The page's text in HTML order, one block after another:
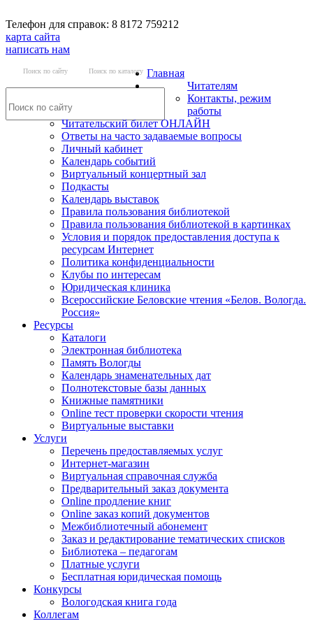
Телефон для справок: 8 8172 759212
карта сайта
написать нам
Поиск по сайту Поиск по каталогу Главная
Читателям
Контакты, режим
работы
Читательский билет ОНЛАЙН
Ответы на часто задаваемые вопросы
Личный кабинет
Календарь событий
Виртуальный концертный зал
Подкасты
Календарь выставок
Правила пользования библиотекой
Правила пользования библиотекой в картинках
Условия и порядок предоставления доступа к
ресурсам Интернет
Политика конфиденциальности
Клубы по интересам
Юридическая клиника
Всероссийские Беловские чтения «Белов. Вологда.
Россия»
Ресурсы
Каталоги
Электронная библиотека
Память Вологды
Календарь знаменательных дат
Полнотекстовые базы данных
Книжные памятники
Online тест проверки скорости чтения
Виртуальные выставки
Услуги
Перечень предоставляемых услуг
Интернет-магазин
Виртуальная справочная служба
Предварительный заказ документа
Online продление книг
Online заказ копий документов
Межбиблиотечный абонемент
Заказ и редактирование тематических списков
Библиотека – педагогам
Платные услуги
Бесплатная юридическая помощь
Конкурсы
Вологодская книга года
Коллегам